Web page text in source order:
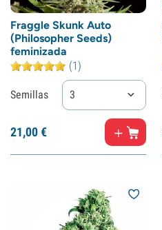
Fraggle Skunk Auto
(Philosopher Seeds)
feminizada
(1)
Semillas 3
21,00€